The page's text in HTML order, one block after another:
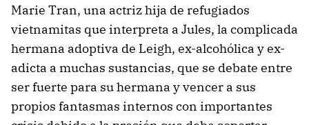
Marie Tran, una actriz hija de refugiados
vietnamitas que interpreta a Jules, la complicada
hermana adoptiva de Leigh, ex-alcohólica y ex-
adicta a muchas sustancias, que se debate entre
ser fuerte para su hermana y vencer a sus
propios fantasmas internos con importantes